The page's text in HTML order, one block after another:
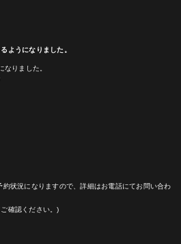
ようになりました。
りました。
状況になりますので、詳細はお電話にてお問い合わ
確認ください。)